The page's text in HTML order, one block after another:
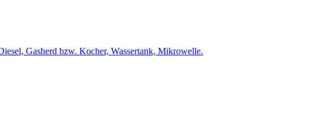
Gasherd bzw. Kocher, Wassertank, Mikrowelle.